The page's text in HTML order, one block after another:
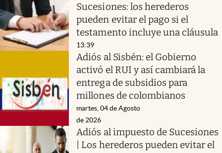
Sucesiones: los herederos
pueden evitar el pago si el
testamento incluye una cláusula
13:39
Adiós al Sisbén: el Gobierno
activó el RUI y así cambiará la
entrega de subsidios para
millones de colombianos
martes, 04 de Agosto
de 2026
Adiós al impuesto de Sucesiones
| Los herederos pueden evitar el